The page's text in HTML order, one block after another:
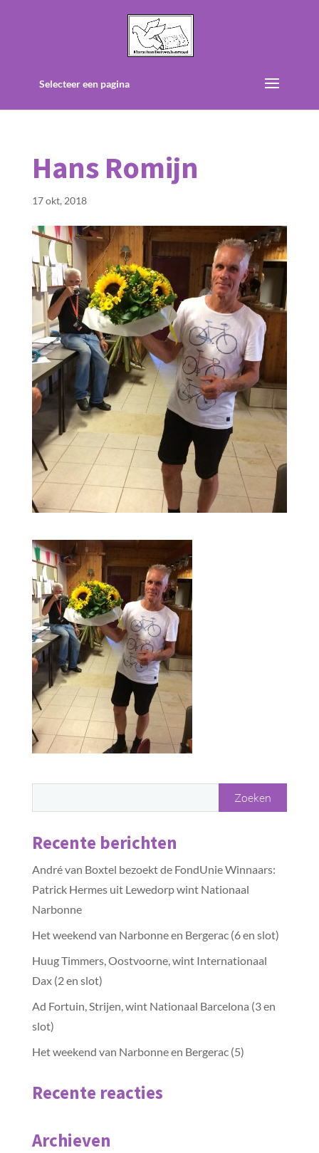
Selecteer een pagina
Hans Romijn
17 okt, 2018
Recente berichten
André van Boxtel bezoekt de FondUnie Winnaars:
Patrick Hermes uit Lewedorp wint Nationaal
Narbonne
Het weekend van Narbonne en Bergerac (6 en slot)
Huug Timmers, Oostvoorne, wint Internationaal
Dax (2 en slot)
Ad Fortuin, Strijen, wint Nationaal Barcelona (3 en
slot)
Het weekend van Narbonne en Bergerac (5)
Recente reacties
Archieven